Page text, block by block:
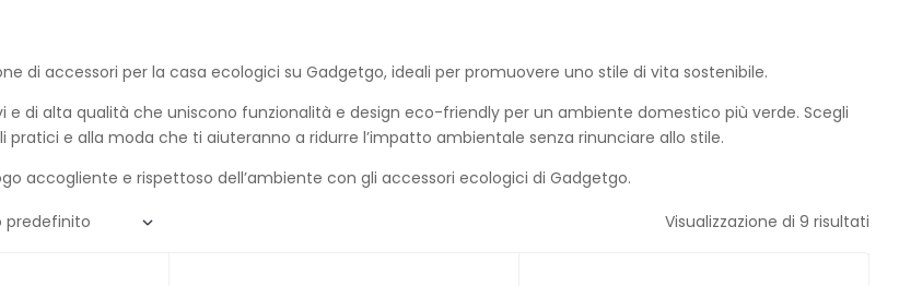
di accessori per la casa ecologici su Gadgetgo, ideali per promuovere uno stile di vita sostenibile.
e di alta qualità che uniscono funzionalità e design eco-friendly per un ambiente domestico più verde. Scegli
pratici e alla moda che ti aiuteranno a ridurre l’impatto ambientale senza rinunciare allo stile.
accogliente e rispettoso dell’ambiente con gli accessori ecologici di Gadgetgo.
Visualizzazione di 9 risultati